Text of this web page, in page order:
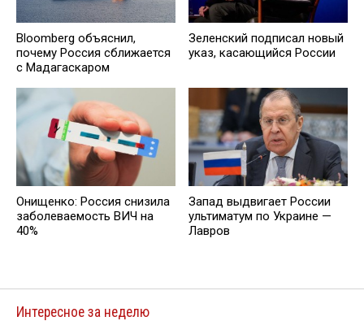
Bloomberg объяснил,
почему Россия сближается
с Мадагаскаром
Зеленский подписал новый
указ, касающийся России
Онищенко: Россия снизила
заболеваемость ВИЧ на
40%
Запад выдвигает России
ультиматум по Украине —
Лавров
Интересное за неделю